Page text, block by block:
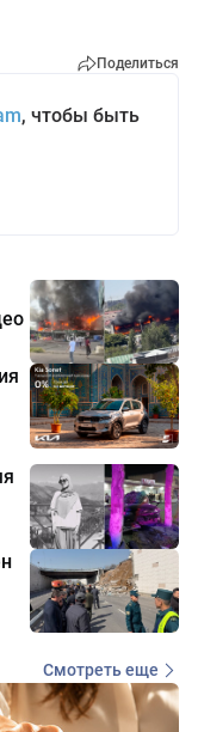
Поделиться
, чтобы быть
Смотреть еще